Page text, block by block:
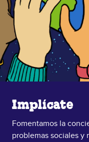
Implícate
Fomentamos la
problemas sociales y